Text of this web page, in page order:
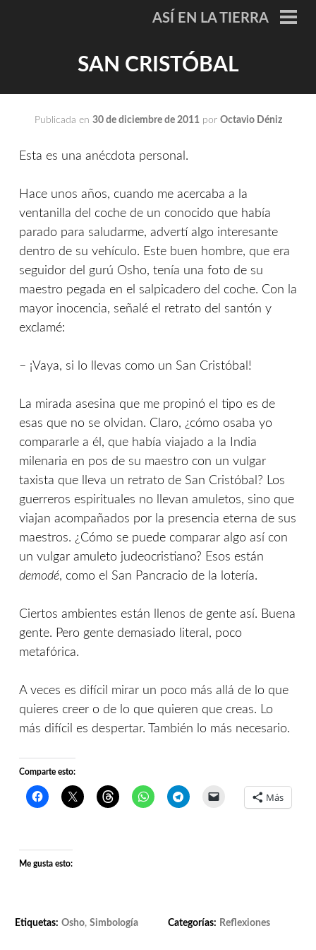
ASÍ EN LA TIERRA
SAN CRISTÓBAL
Publicada en 30 de diciembre de 2011por Octavio Déniz
Esta es una anécdota personal.
Hace unos años, cuando me acercaba a la
ventanilla del coche de un conocido que había
parado para saludarme, advertí algo interesante
dentro de su vehículo. Este buen hombre, que era
seguidor del gurú Osho, tenía una foto de su
maestro pegada en el salpicadero del coche. Con la
mayor inocencia, señalé el retrato del santón y
exclamé:
– ¡Vaya, si lo llevas como un San Cristóbal!
La mirada asesina que me propinó el tipo es de
esas que no se olvidan. Claro, ¿cómo osaba yo
compararle a él, que había viajado a la India
milenaria en pos de su maestro con un vulgar
taxista que lleva un retrato de San Cristóbal? Los
guerreros espirituales no llevan amuletos, sino que
viajan acompañados por la presencia eterna de sus
maestros. ¿Cómo se puede comparar algo así con
un vulgar amuleto judeocristiano? Esos están
demodé, como el San Pancracio de la lotería.
Ciertos ambientes están llenos de gente así. Buena
gente. Pero gente demasiado literal, poco
metafórica.
A veces es difícil mirar un poco más allá de lo que
quieres creer o de lo que quieren que creas. Lo
más difícil es despertar. También lo más necesario.
Comparte esto:
Más
Me gusta esto:
Etiquetas: Osho, Simbología Categorías: Reflexiones